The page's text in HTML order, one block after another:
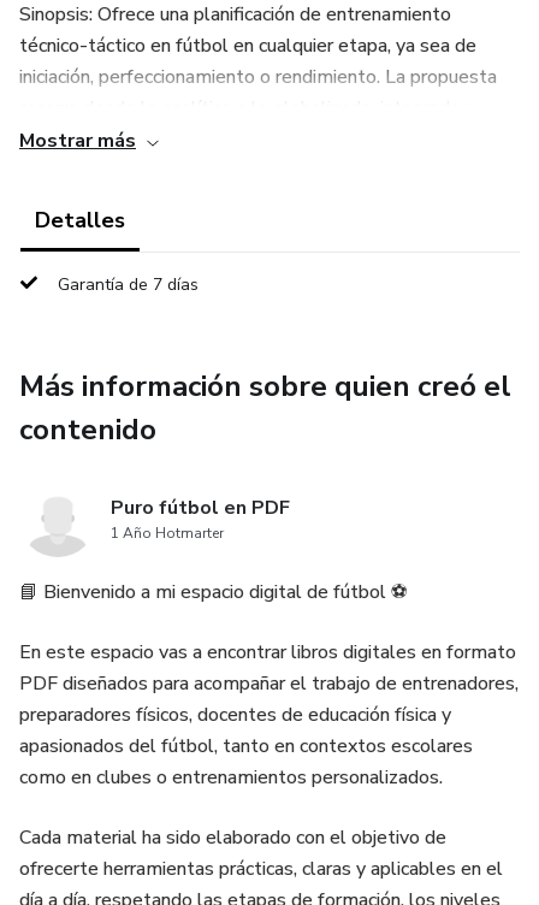
Sinopsis: Ofrece una planificación de entrenamiento
técnico-táctico en fútbol en cualquier etapa, ya sea de
iniciación, perfeccionamiento o rendimiento. La propuesta
significativo. En Tareas para el entrenamiento técnico-
su trabajo bajo una perspectiva de variedad y progresión en
Mostrar más
Detalles
Garantía de 7 días
Más información sobre quien creó el
contenido
Puro fútbol en PDF
1 Año Hotmarter
📘 Bienvenido a mi espacio digital de fútbol ⚽️
En este espacio vas a encontrar libros digitales en formato
PDF diseñados para acompañar el trabajo de entrenadores,
preparadores físicos, docentes de educación física y
apasionados del fútbol, tanto en contextos escolares
como en clubes o entrenamientos personalizados.
Cada material ha sido elaborado con el objetivo de
ofrecerte herramientas prácticas, claras y aplicables en el